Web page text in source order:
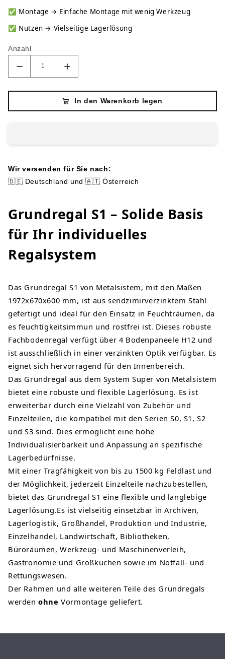
✅ Montage → Einfache Montage mit wenig Werkzeug
✅ Nutzen → Vielseitige Lagerlösung
Anzahl
In den Warenkorb legen
Wir versenden für Sie nach:
🇩🇪 Deutschland und 🇦🇹 Österreich
Grundregal S1 – Solide Basis
für Ihr individuelles
Regalsystem
Das Grundregal S1 von Metalsistem, mit den Maßen
1972x670x600 mm, ist aus sendzimirverzinktem Stahl
gefertigt und ideal für den Einsatz in Feuchträumen, da
es feuchtigkeitsimmun und rostfrei ist. Dieses robuste
Fachbodenregal verfügt über 4 Bodenpaneele H12 und
ist ausschließlich in einer verzinkten Optik verfügbar. Es
eignet sich hervorragend für den Innenbereich.
Das Grundregal aus dem System Super von Metalsistem
bietet eine robuste und flexible Lagerlösung. Es ist
erweiterbar durch eine Vielzahl von Zubehör und
Einzelteilen, die kompatibel mit den Serien S0, S1, S2
und S3 sind. Dies ermöglicht eine hohe
Individualisierbarkeit und Anpassung an spezifische
Lagerbedürfnisse.
Mit einer Tragfähigkeit von bis zu 1500 kg Feldlast und
der Möglichkeit, jederzeit Einzelteile nachzubestellen,
bietet das Grundregal S1 eine flexible und langlebige
Lagerlösung.Es ist vielseitig einsetzbar in Archiven,
Lagerlogistik, Großhandel, Produktion und Industrie,
Einzelhandel, Landwirtschaft, Bibliotheken,
Büroräumen, Werkzeug- und Maschinenverleih,
Gastronomie und Großküchen sowie im Notfall- und
Rettungswesen.
Der Rahmen und alle weiteren Teile des Grundregals
werdenohne Vormontage geliefert.